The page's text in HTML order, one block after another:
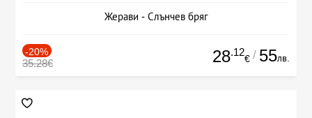
Жерави - Слънчев бряг
-20%
35.28€ 28.12
€ / 55лв.